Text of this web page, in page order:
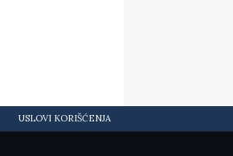
USLOVI KORIŠĆENJA